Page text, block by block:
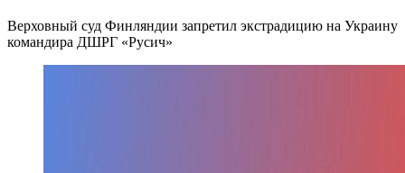
Верховный суд Финляндии запретил экстрадицию на Украину
командира ДШРГ «Русич»